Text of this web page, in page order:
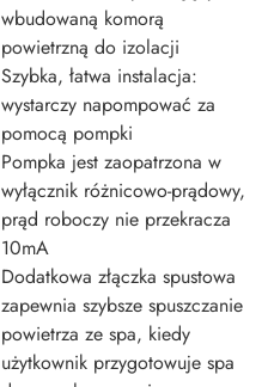
wbudowaną komorą
powietrzną do izolacji
Szybka, łatwa instalacja:
wystarczy napompować za
pomocą pompki
Pompka jest zaopatrzona w
wyłącznik różnicowo-prądowy,
prąd roboczy nie przekracza
10mA
Dodatkowa złączka spustowa
zapewnia szybsze spuszczanie
powietrza ze spa, kiedy
użytkownik przygotowuje spa